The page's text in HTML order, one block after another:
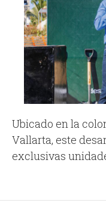
Ubicado en la
Vallarta, este
exclusivas